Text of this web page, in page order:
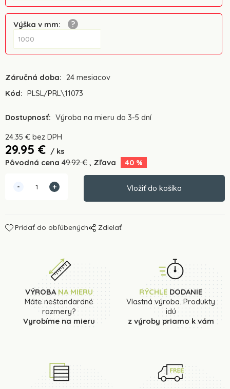
Výška v mm:
Záručná doba: 24 mesiacov
Kód: PLSL/PRL\11073
Dostupnosť: Výroba na mieru do 3-5 dní
24.35 € bez DPH
29.95 €
ks
Pôvodná cena 49.92€ Zľava 40 %
Pridať do obľúbených Zdielať
VÝROBANA MIERU
Máte neštandardné
rozmery?
Vyrobíme na mieru
RÝCHLE DODANIE
Vlastná výroba. Produkty
idú
z výroby priamo k vám